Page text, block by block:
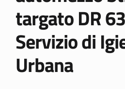
targato DR
Servizio di
Urbana